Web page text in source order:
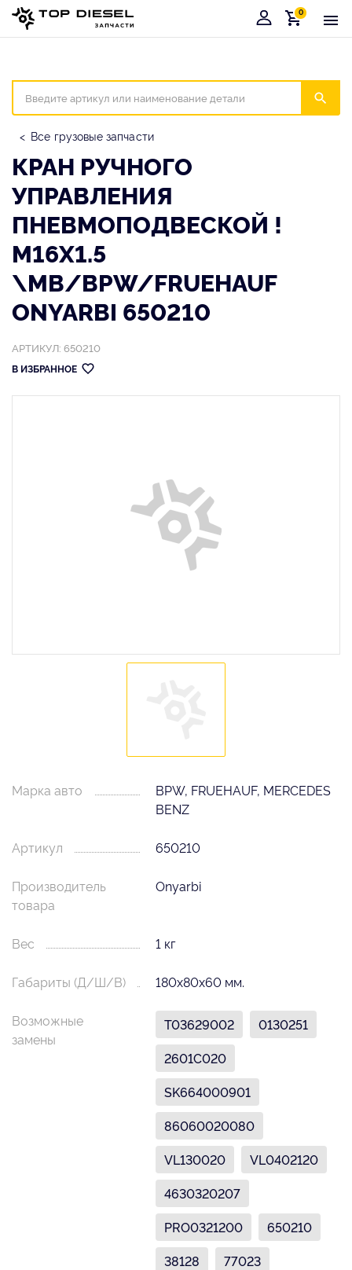
Корзина
0
Все грузовые запчасти
КРАН РУЧНОГО
УПРАВЛЕНИЯ
ПНЕВМОПОДВЕСКОЙ !
М16X1.5
\MB/BPW/FRUEHAUF
ONYARBI 650210
АРТИКУЛ: 650210
В ИЗБРАННОЕ
Марка авто
BPW, FRUEHAUF, MERCEDES
BENZ
Артикул 650210
Производитель
товара
Onyarbi
Вес 1 кг
Габариты (Д/Ш/В) 180х80х60 мм.
Возможные
замены
T03629002
0130251
2601C020
SK664000901
86060020080
VL130020
VL0402120
4630320207
PRO0321200
650210
38128
77023